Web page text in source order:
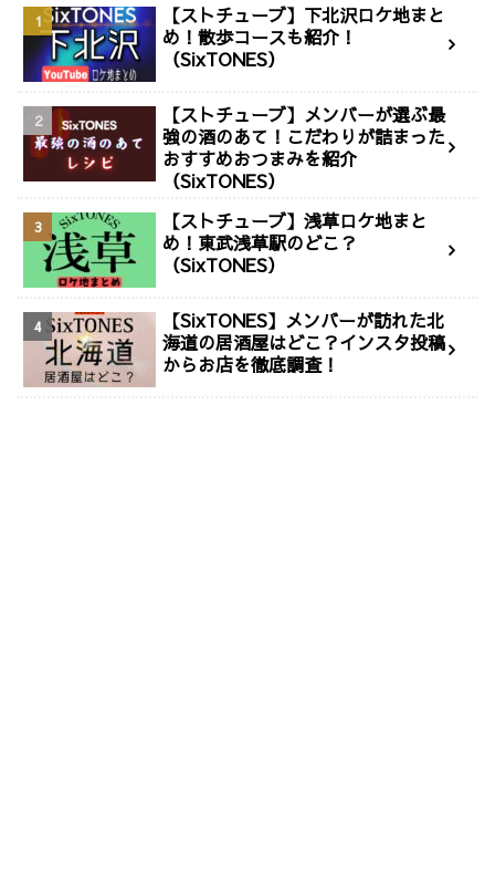
【ストチューブ】下北沢ロケ地まと
め！散歩コースも紹介！
（SixTONES）
【ストチューブ】メンバーが選ぶ最
強の酒のあて！こだわりが詰まった
おすすめおつまみを紹介
（SixTONES）
【ストチューブ】浅草ロケ地まと
め！東武浅草駅のどこ？
（SixTONES）
【SixTONES】メンバーが訪れた北
海道の居酒屋はどこ？インスタ投稿
からお店を徹底調査！